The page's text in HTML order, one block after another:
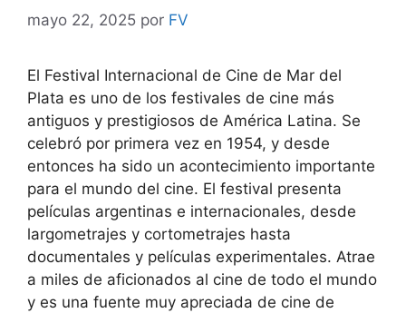
mayo 22, 2025 por FV
El Festival Internacional de Cine de Mar del
Plata es uno de los festivales de cine más
antiguos y prestigiosos de América Latina. Se
celebró por primera vez en 1954, y desde
entonces ha sido un acontecimiento importante
para el mundo del cine. El festival presenta
películas argentinas e internacionales, desde
largometrajes y cortometrajes hasta
documentales y películas experimentales. Atrae
a miles de aficionados al cine de todo el mundo
y es una fuente muy apreciada de cine de